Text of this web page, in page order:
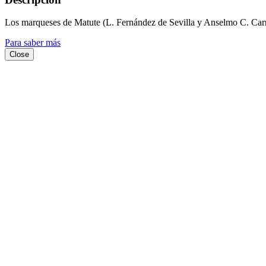
Los marqueses de Matute (L. Fernández de Sevilla y Anselmo C.
Para saber más
Close